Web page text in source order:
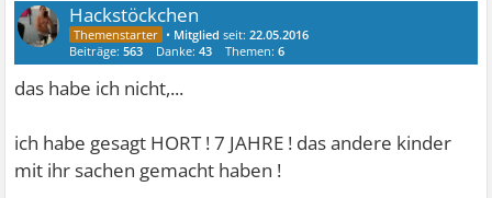
Hackstöckchen
• Mitglied seit:22.05.2016
Beiträge:563 Danke:43 Themen:6
das habe ich nicht,...
ich habe gesagt HORT ! 7 JAHRE ! das andere kinder
mit ihr sachen gemacht haben !